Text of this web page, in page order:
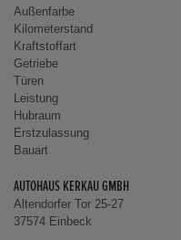
Außenfarbe
Kilometerstand
Kraftstoffart
Getriebe
Türen
Leistung
Hubraum
Erstzulassung
Bauart
AUTOHAUS KERKAU GMBH
Altendorfer Tor 25-27
37574 Einbeck